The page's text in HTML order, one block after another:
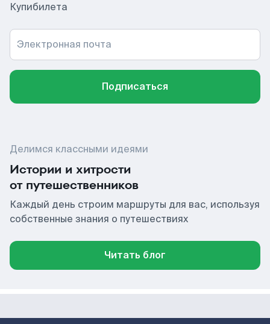
Купибилета
Электронная почта
Подписаться
Делимся классными идеями
Истории и хитрости
от путешественников
Каждый день строим маршруты для вас, используя
собственные знания о путешествиях
Читать блог